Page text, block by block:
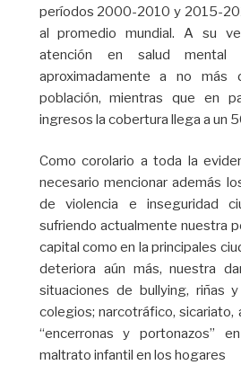
períodos 2000-2010 y 2015-
al promedio mundial. A su
atención en salud mental
aproximadamente a no
población, mientras que en
ingresos la cobertura llega a un
Como corolario a toda la
necesario mencionar además
de violencia e inseguridad
sufriendo actualmente nuestra
capital como en la principales
deteriora aún más, nuestra
situaciones de bullying, riñas
colegios; narcotráfico, sicariato,
“encerronas y portonazos”
maltrato infantil en los hogares